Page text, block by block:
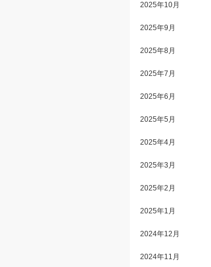
2025年10月
2025年9月
2025年8月
2025年7月
2025年6月
2025年5月
2025年4月
2025年3月
2025年2月
2025年1月
2024年12月
2024年11月